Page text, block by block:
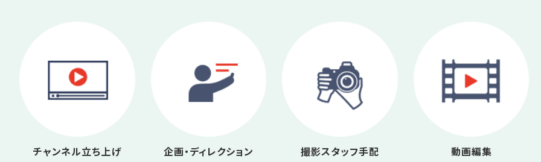
チャンネル立ち上げ 企画・ディレクション 撮影スタッフ手配 動画編集